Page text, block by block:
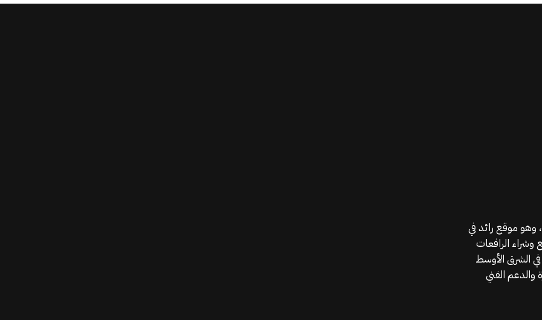
موقع قطع الغيار KGSAN وهو أحد اعمال شركة MAHALLAK، وهو موقع رائد في
وشراء الرافعات
الشرق الأوسط
الفني